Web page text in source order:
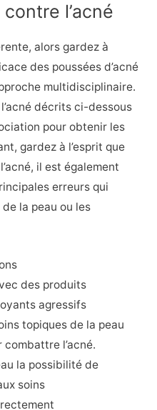
l’acné
alors gardez à
des poussées d’acné
multidisciplinaire.
décrits ci-dessous
pour obtenir les
gardez à l’esprit que
il est également
erreurs qui
la peau ou les
des produits
agressifs
topiques de la peau
l’acné.
la possibilité de
soins